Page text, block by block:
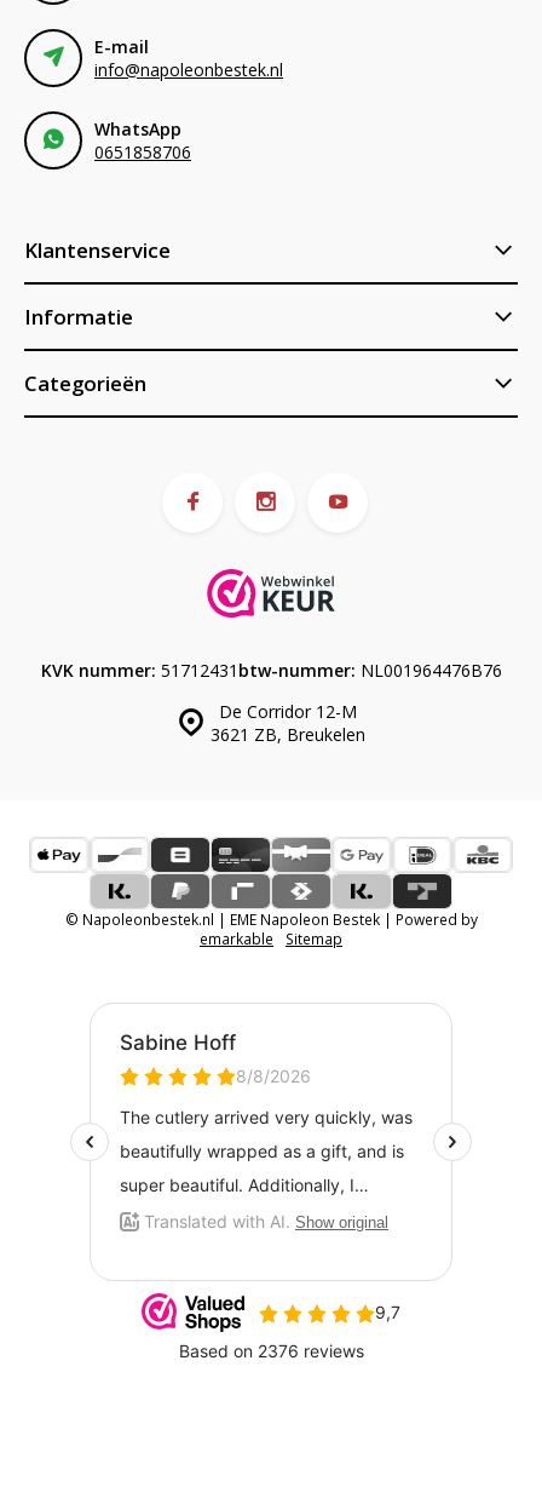
E-mail
info@napoleonbestek.nl
WhatsApp
0651858706
Klantenservice
Informatie
Categorieën
De Corridor 12-M
3621 ZB, Breukelen
KVK nummer: 51712431 btw-nummer: NL001964476B76
© Napoleonbestek.nl | EME Napoleon Bestek | Powered by
emarkable
Sitemap